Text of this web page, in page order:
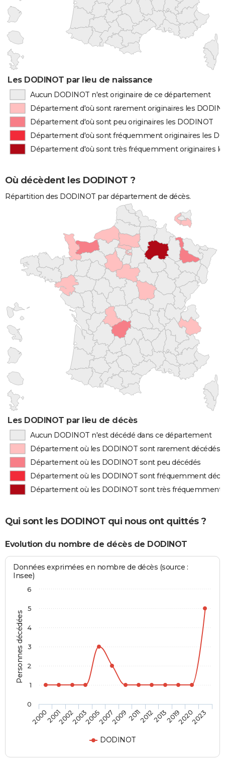
Les DODINOT par lieu de naissance
Aucun DODINOT n'est originaire de ce département
Département d'où sont rarement originaires les
Département d'où sont peu originaires les DODINOT
Département d'où sont fréquemment originaires les
Département d'où sont très fréquemment originaires
Où décèdent les DODINOT ?
Répartition des DODINOT par département de décès.
Les DODINOT par lieu de décès
Aucun DODINOT n'est décédé dans ce département
Département où les DODINOT sont rarement décédés
Département où les DODINOT sont peu décédés
Département où les DODINOT sont fréquemment
Département où les DODINOT sont très fréquemment
Qui sont les DODINOT qui nous ont quittés ?
Evolution du nombre de décès de DODINOT
Personnes décédées
Données exprimées en nombre de décès (source :
Insee)
DODINOT
2000200120022003200520072009201120122013201920202023
0
1
2
3
4
5
6